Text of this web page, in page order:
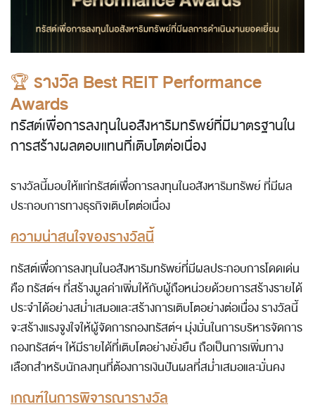
🏆 รางวัล Best REIT Performance
Awards
ทรัสต์เพื่อการลงทุนในอสังหาริมทรัพย์ที่มีมาตรฐานใน
การสร้างผลตอบแทนที่เติบโตต่อเนื่อง
รางวัลนี้มอบให้แก่ทรัสต์เพื่อการลงทุนในอสังหาริมทรัพย์ ที่มีผล
ประกอบการทางธุรกิจเติบโตต่อเนื่อง
ความน่าสนใจของรางวัลนี้
ทรัสต์เพื่อการลงทุนในอสังหาริมทรัพย์ที่มีผลประกอบการโดดเด่น
คือ ทรัสต์ฯ ที่สร้างมูลค่าเพิ่มให้กับผู้ถือหน่วยด้วยการสร้างรายได้
ประจำได้อย่างสม่ำเสมอและสร้างการเติบโตอย่างต่อเนื่อง รางวัลนี้
จะสร้างแรงจูงใจให้ผู้จัดการกองทรัสต์ฯ มุ่งมั่นในการบริหารจัดการ
กองทรัสต์ฯ ให้มีรายได้ที่เติบโตอย่างยั่งยืน ถือเป็นการเพิ่มทาง
เลือกสำหรับนักลงทุนที่ต้องการเงินปันผลที่สม่ำเสมอและมั่นคง
เกณฑ์ในการพิจารณารางวัล